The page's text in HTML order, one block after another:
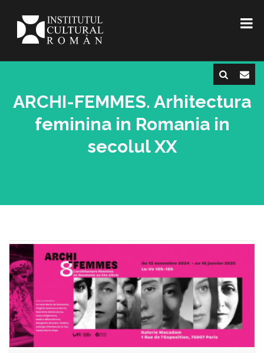
ARCHI-FEMMES. Arhitectura
feminina in Romania in
secolul XX